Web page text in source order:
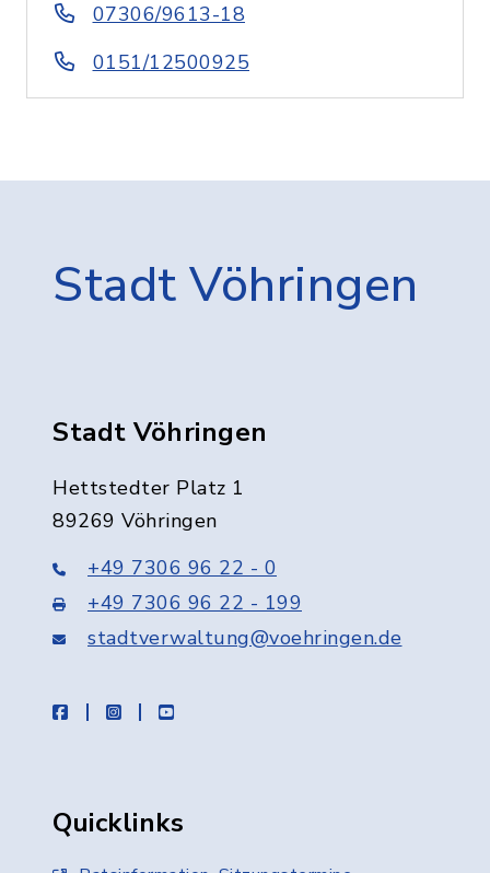
07306/9613-18
0151/12500925
Stadt Vöhringen
Stadt Vöhringen
Hettstedter Platz 1
89269 Vöhringen
+49 7306 96 22 - 0
+49 7306 96 22 - 199
stadtverwaltung@voehringen.de
facebookinstagramyoutube
Quicklinks